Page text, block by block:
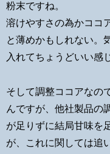
粉末ですね。
溶けやすさの為かココ
と薄めかもしれない。
入れてちょうどいい感
そして調整ココアなの
んですが、他社製品の
が足りずに結局甘味を
が、これに関しては追